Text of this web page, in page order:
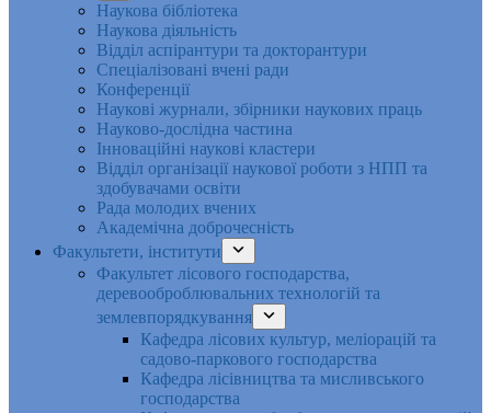
Наукова бібліотека
Наукова діяльність
Відділ аспірантури та докторантури
Спеціалізовані вчені ради
Конференції
Наукові журнали, збірники наукових праць
Науково-дослідна частина
Інноваційні наукові кластери
Відділ організації наукової роботи з НПП та
здобувачами освіти
Рада молодих вчених
Академічна доброчесність
Факультети, інститути
Факультет лісового господарства,
деревооброблювальних технологій та
землевпорядкування
Кафедра лісових культур, меліорацій та
садово-паркового господарства
Кафедра лісівництва та мисливського
господарства